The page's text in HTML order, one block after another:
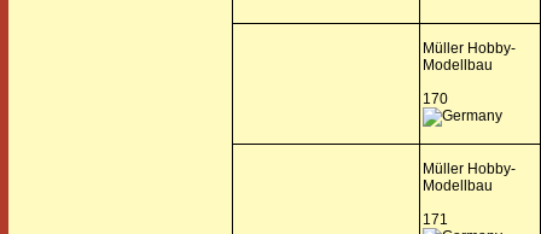
Müller Hobby-
Modellbau
170
Müller Hobby-
Modellbau
171